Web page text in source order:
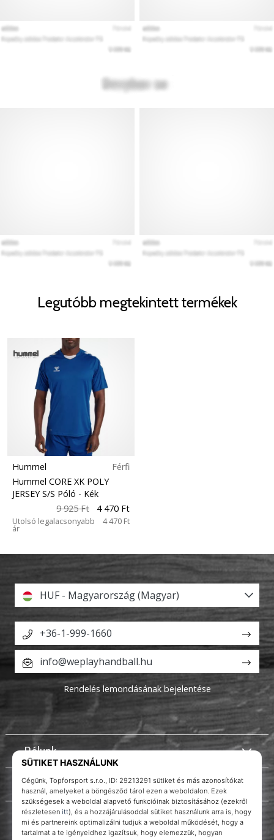
Legutóbb megtekintett termékek
Hummel
Férfi
Hummel CORE XK POLY
JERSEY S/S Póló - Kék
9 925 Ft
4 470 Ft
Utolsó legalacsonyabb
ár
4 470 Ft
Rólunk
Ügyfélszolgálat
HUF - Magyarország (Magyar)
+36-1-999-1660
info@weplayhandball.hu
Rendelés lemondásának bejelentése